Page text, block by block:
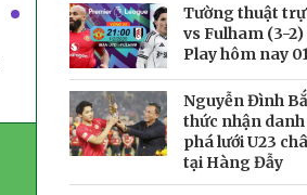
Tường thuật
vs Fulham (3-
Play hôm nay
Nguyễn Đình
thức nhận danh
phá lưới U23
tại Hàng Đẫy